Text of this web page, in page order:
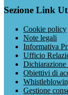
Sezione Link
Cookie policy
Note legali
Informativa
Ufficio
Dichiarazione
Obiettivi di
Gestione